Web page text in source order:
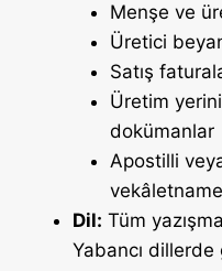
Menşe ve
Üretici
Satış
Üretim
dokümanlar
Apostilli
Dil: Tüm
Yabancı